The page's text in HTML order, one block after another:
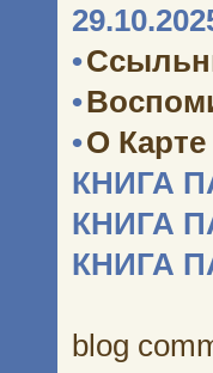
•
•
•О
КНИГА
КНИГА
КНИГА
blog